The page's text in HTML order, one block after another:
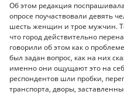
Об этом редакция
опросе поучаствовали девять
шесть женщин и трое мужчин.
что город действительно
говорили об этом как о
был задан вопрос, как на них
именно они ощущают это на
респондентов шли пробки,
транспорта, дворы,